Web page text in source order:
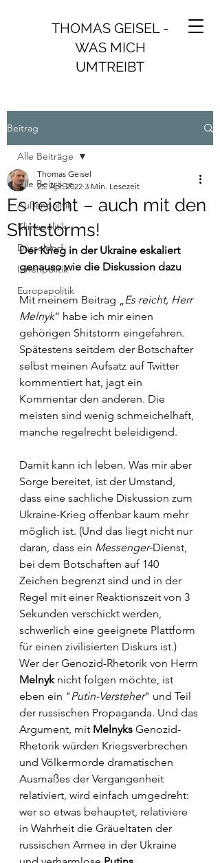
THOMAS GEISEL -
WAS MICH
UMTREIBT
Beitrag
Alle Beiträge
Außenpolitik
Klimapolitik
Düsseldorf
Innenpolitik
Europapolitik
Alle Beiträge
Es reicht – auch mit den
Shitstorms!
Thomas Geisel
25. Apr. 2022 3 Min. Lesezeit
Der Krieg in der Ukraine eskaliert
genauso wie die Diskussion dazu
Mit meinem Beitrag „Es reicht, Herr
Melnyk“ habe ich mir einen
gehörigen Shitstorm eingefahren.
Spätestens seitdem der Botschafter
selbst meinen Aufsatz auf Twitter
kommentiert hat, jagt ein
Kommentar den anderen. Die
meisten sind wenig schmeichelhaft,
manche regelrecht beleidigend.
Damit kann ich leben. Was mir aber
Sorge bereitet, ist der Umstand,
dass eine sachliche Diskussion zum
Ukraine-Krieg offenbar kaum mehr
möglich ist. (Und das liegt nicht nur
daran, dass ein Messenger-Dienst,
bei dem Botschaften auf 140
Zeichen begrenzt sind und in der
Regel mit einer Reaktionszeit von 3
Sekunden verschickt werden,
schwerlich eine geeignete Plattform
für einen zivilisierten Diskurs ist.)
Wer der Genozid-Rhetorik von Herrn
Melnyk nicht folgen möchte, ist
eben ein "Putin-Versteher" und Teil
der russischen Propaganda. Und das
Argument, mit Melnyks Genozid-
Rhetorik würden Kriegsverbrechen
und Völkermorde dramatischen
Ausmaßes der Vergangenheit
relativiert, wird einfach umgedreht:
wer so etwas behauptet, relativiere
in Wahrheit die Gräueltaten der
russischen Armee in der Ukraine